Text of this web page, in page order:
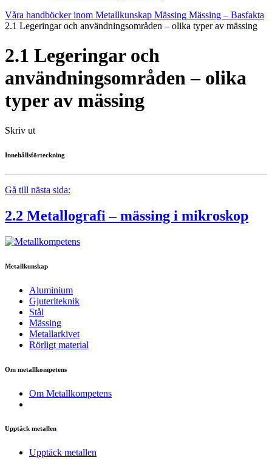
Våra handböcker inom Metallkunskap Mässing Mässing – Basfakta
2.1 Legeringar och användningsområden – olika typer av mässing
2.1 Legeringar och
användningsområden – olika
typer av mässing
Skriv ut
Innehållsförteckning
Gå till nästa sida:
2.2 Metallografi – mässing i mikroskop
Metallkunskap
Aluminium
Gjuteriteknik
Stål
Mässing
Metallarkivet
Rörligt material
Om metallkompetens
Om Metallkompetens
Upptäck metallen
Upptäck metallen